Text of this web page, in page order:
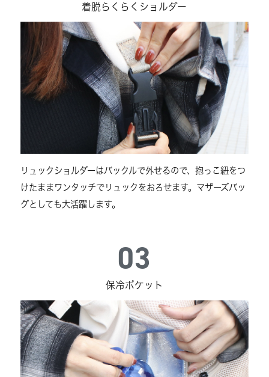
着脱らくらくショルダー
リュックショルダーはバックルで外せるので、抱っこ紐をつ
けたままワンタッチでリュックをおろせます。マザーズバッ
グとしても大活躍します。
03
保冷ポケット